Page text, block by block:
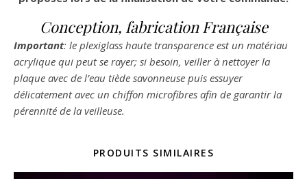
Conception, fabrication Française
Important: le plexiglass haute transparence est un matériau
acrylique qui peut se rayer; si besoin, veiller à nettoyer la
plaque avec de l’eau tiède savonneuse puis essuyer
délicatement avec un chiffon microfibres afin de garantir la
pérennité de la veilleuse.
PRODUITS SIMILAIRES